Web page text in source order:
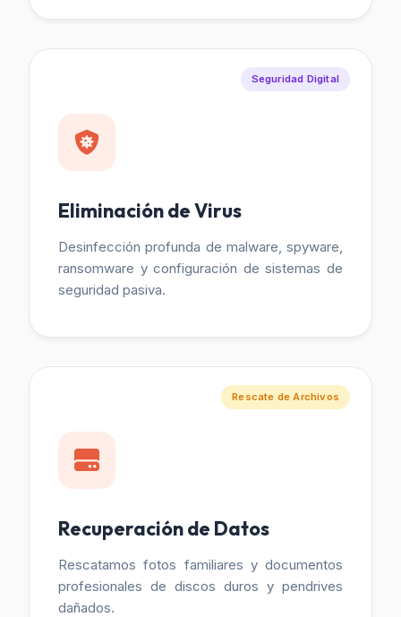
Seguridad Digital
Eliminación de Virus
Desinfección profunda de malware, spyware,
ransomware y configuración de sistemas de
seguridad pasiva.
Rescate de Archivos
Recuperación de Datos
Rescatamos fotos familiares y documentos
profesionales de discos duros y pendrives
dañados.